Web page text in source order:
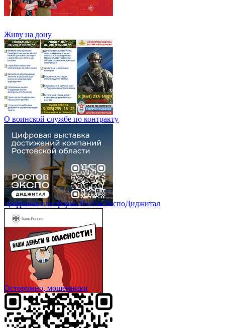
Живу на дону
О воинской службе по контракту
Цифровая платформа РостовЭкспоДиджитал
Осторожно, мошенники